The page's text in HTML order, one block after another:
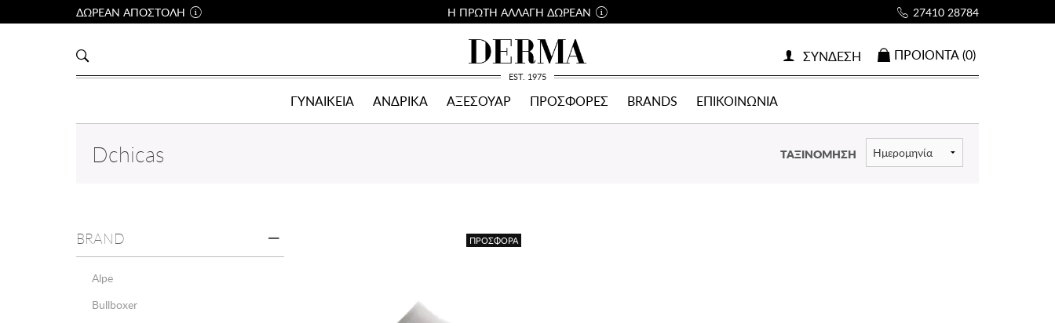
ΔΩΡΕΑΝ ΑΠΟΣΤΟΛΗ Η ΠΡΩΤΗ ΑΛΛΑΓΗ ΔΩΡΕΑΝ 27410 28784
ΠΡΟΙOΝΤΑ (0)
ΣΥΝΔΕΣΗ
EST. 1975
ΓΥΝΑΙΚΕΙΑ ΑΝΔΡΙΚΑ ΑΞΕΣΟΥΑΡ ΠΡΟΣΦΟΡΕΣ BRANDS ΕΠΙΚΟΙΝΩΝΙΑ
Dchicas ΤΑΞΙΝΟΜΗΣΗ
BRAND
Alpe
Bullboxer
ΠΡΟΣΦΟΡΑ